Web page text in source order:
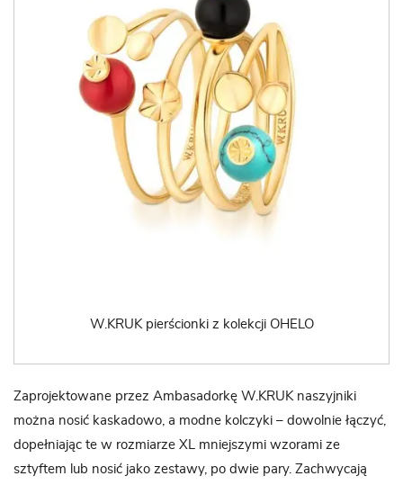
W.KRUK pierścionki z kolekcji OHELO
Zaprojektowane przez Ambasadorkę W.KRUK naszyjniki
można nosić kaskadowo, a modne kolczyki – dowolnie łączyć,
dopełniając te w rozmiarze XL mniejszymi wzorami ze
sztyftem lub nosić jako zestawy, po dwie pary. Zachwycają